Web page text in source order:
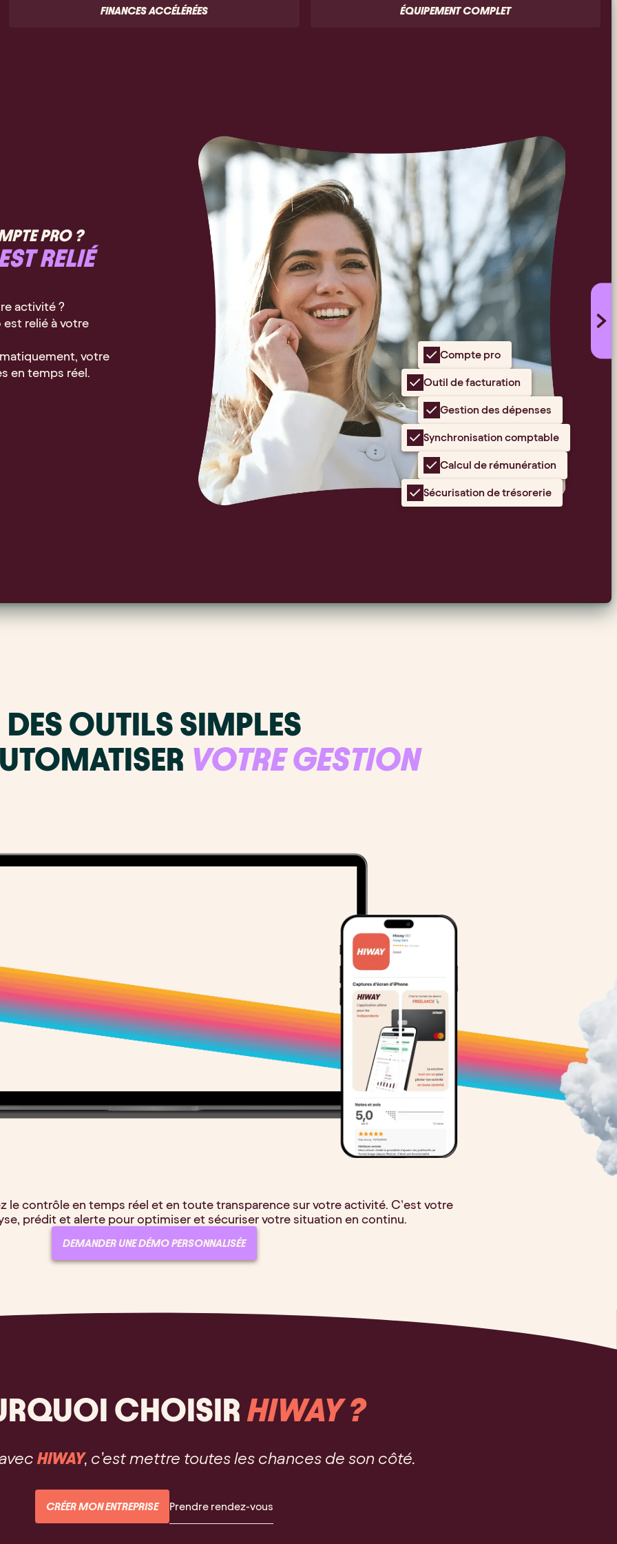
FINANCES ACCÉLÉRÉES ÉQUIPEMENT COMPLET
PRO ?
RELIÉ
activité ?
relié à votre
votre
en temps réel.
Compte pro
Outil de facturation
Gestion des dépenses
Synchronisation comptable
Calcul de rémunération
Sécurisation de trésorerie
DES OUTILS SIMPLES
VOTRE GESTION
le contrôle en temps réel et en toute transparence sur votre activité. C’est votre
prédit et alerte pour optimiser et sécuriser votre situation en continu.
DEMANDER UNE DÉMO PERSONNALISÉE
CHOISIR HIWAY ?
HIWAY, c’est mettre toutes les chances de son côté.
CRÉER MON ENTREPRISE Prendre rendez-vous